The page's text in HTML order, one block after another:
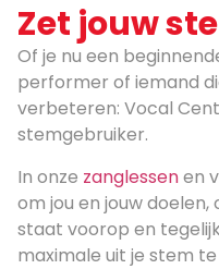
Zet jouw
Of je nu een
performer of iemand
verbeteren: Vocal
stemgebruiker.
In onze zanglessenen
om jou en jouw doelen,
staat voorop en
maximale uit je stem